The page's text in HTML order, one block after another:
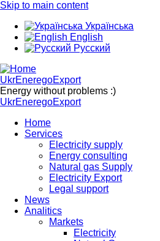
Skip to main content
Українська
English
Русский
UkrEneregoExport
Energy without problems :)
UkrEneregoExport
Home
Services
Electricity supply
Energy consulting
Natural gas Supply
Electricity Export
Legal support
News
Analitics
Markets
Electricity